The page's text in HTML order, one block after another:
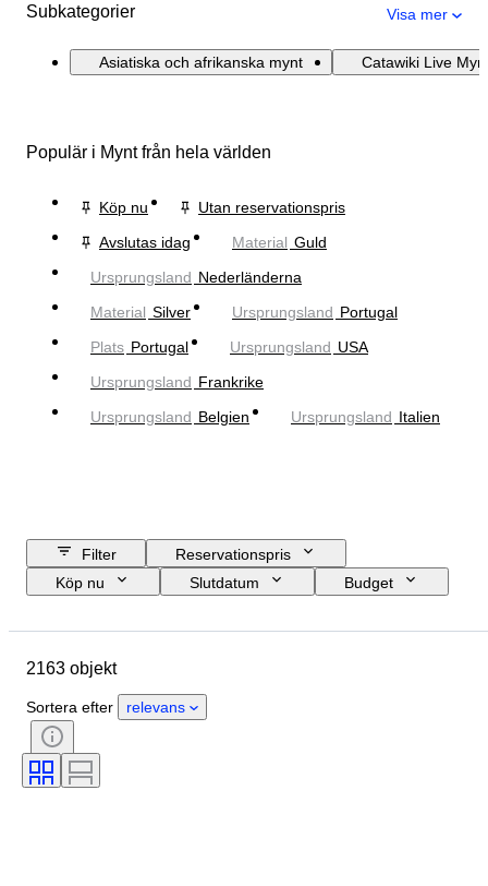
Subkategorier Visa mer
Asiatiska och afrikanska mynt Catawiki Live
Populär i Mynt från hela världen
Köp nu
Utan reservationspris
Avslutas idag
Material Guld
Ursprungsland Nederländerna
Material Silver Ursprungsland Portugal
Plats Portugal Ursprungsland USA
Ursprungsland Frankrike
Ursprungsland Belgien Ursprungsland Italien
Filter
Reservationspris
Köp nu
Slutdatum
Budget
Ämne
Typ av mynt
2163 objekt
Sortera efter relevans